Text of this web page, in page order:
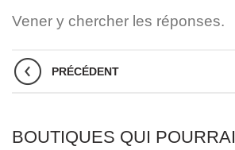
Vener y chercher les réponses.
PRÉCÉDENT
BOUTIQUES QUI